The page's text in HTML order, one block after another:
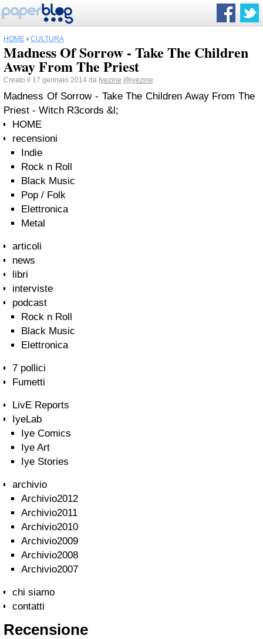
HOME › CULTURA
Madness Of Sorrow - Take The Children
Away From The Priest
Creato il 17 gennaio 2014 da Iyezine @iyezine
Madness Of Sorrow - Take The Children Away From The
Priest - Witch R3cords &l;
HOME
recensioni
Indie
Rock n Roll
Black Music
Pop / Folk
Elettronica
Metal
articoli
news
libri
interviste
podcast
Rock n Roll
Black Music
Elettronica
7 pollici
Fumetti
LivE Reports
IyeLab
Iye Comics
Iye Art
Iye Stories
archivio
Archivio2012
Archivio2011
Archivio2010
Archivio2009
Archivio2008
Archivio2007
chi siamo
contatti
Recensione